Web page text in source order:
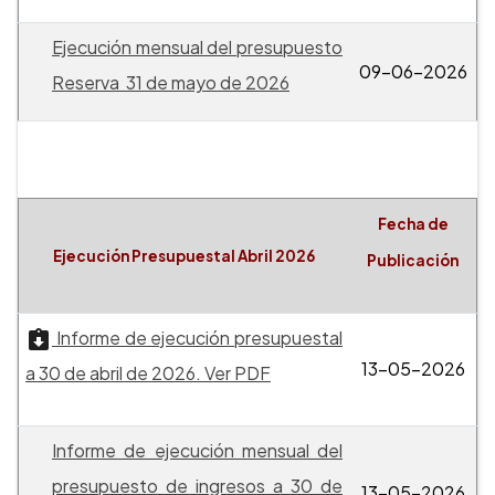
Ejecución mensual del presupuesto
Reserva 31 de mayo de 2026
09-06-2026
Ejecución Presupuestal Abril 2026
Fecha de
Publicación
Informe de ejecución presupuestal
a 30 de abril de 2026. Ver PDF
13-05-2026
Informe de ejecución mensual del
presupuesto de ingresos a 30 de